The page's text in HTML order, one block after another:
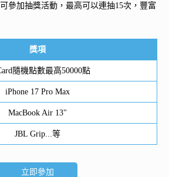
參加抽獎活動，最高可以連抽15次，豐富
獎項
隨機點數最高50000點
iPhone 17 Pro Max
MacBook Air 13"
JBL Grip...等
立即參加